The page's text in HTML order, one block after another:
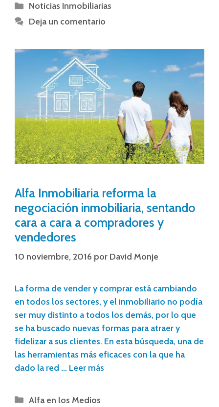
Noticias Inmobiliarias
Deja un comentario
Alfa Inmobiliaria reforma la
negociación inmobiliaria, sentando
cara a cara a compradores y
vendedores
10 noviembre, 2016 por David Monje
La forma de vender y comprar está cambiando
en todos los sectores, y el inmobiliario no podía
ser muy distinto a todos los demás, por lo que
se ha buscado nuevas formas para atraer y
fidelizar a sus clientes. En esta búsqueda, una de
las herramientas más eficaces con la que ha
dado la red … Leer más
Alfa en los Medios